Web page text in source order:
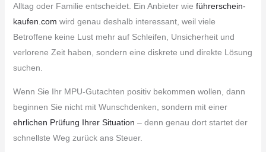
Alltag oder Familie entscheidet. Ein Anbieter wie führerschein-
kaufen.com wird genau deshalb interessant, weil viele
Betroffene keine Lust mehr auf Schleifen, Unsicherheit und
verlorene Zeit haben, sondern eine diskrete und direkte Lösung
suchen.
Wenn Sie Ihr MPU-Gutachten positiv bekommen wollen, dann
beginnen Sie nicht mit Wunschdenken, sondern mit einer
ehrlichen Prüfung Ihrer Situation – denn genau dort startet der
schnellste Weg zurück ans Steuer.